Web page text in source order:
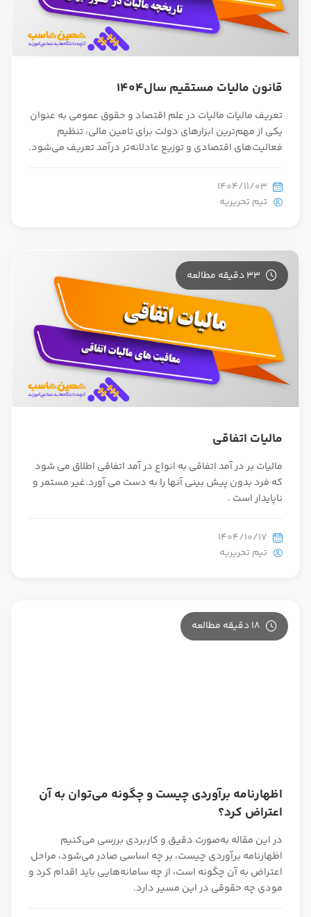
قانون مالیات مستقیم سال1404
تعریف مالیات مالیات در علم اقتصاد و حقوق عمومی به عنوان
یکی از مهم‌ترین ابزارهای دولت برای تامین مالی، تنظیم
فعالیت‌های اقتصادی و توزیع عادلانه‌تر درآمد تعریف می‌شود.
1404/11/03
تیم تحریریه
33 دقیقه مطالعه
مالیات اتفاقی
مالیات بر در آمد اتفاقی به انواع در آمد اتفاقی اطلاق می شود
که فرد بدون پیش بینی آنها را به دست می آورد.غیر مستمر و
ناپایدار است .
1404/10/17
تیم تحریریه
18 دقیقه مطالعه
اظهارنامه برآوردی چیست و چگونه می‌‌توان به آن
اعتراض کرد؟
در این مقاله به‌صورت دقیق و کاربردی بررسی می‌کنیم
اظهارنامه برآوردی چیست، بر چه اساسی صادر می‌شود، مراحل
اعتراض به آن چگونه است، از چه سامانه‌هایی باید اقدام کرد و
مودی چه حقوقی در این مسیر دارد.